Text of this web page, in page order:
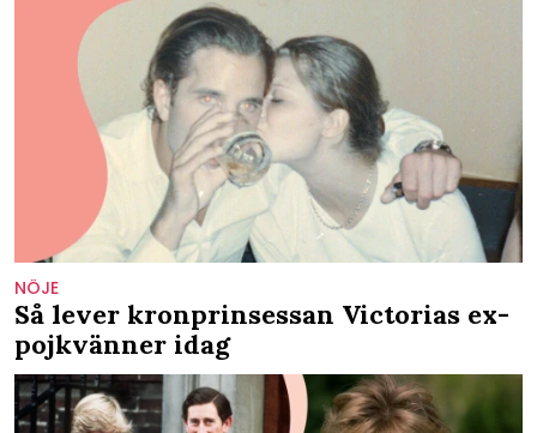
NÖJE
Så lever kronprinsessan Victorias ex-
pojkvänner idag